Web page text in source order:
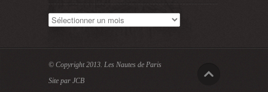
Archives
© Copyright 2013. Les Nautes de Paris
Site par JCB